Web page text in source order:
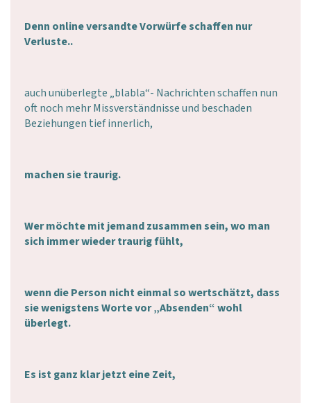
Denn online versandte Vorwürfe schaffen nur
Verluste..
auch unüberlegte „blabla“- Nachrichten schaffen nun
oft noch mehr Missverständnisse und beschaden
Beziehungen tief innerlich,
machen sie traurig.
Wer möchte mit jemand zusammen sein, wo man
sich immer wieder traurig fühlt,
wenn die Person nicht einmal so wertschätzt, dass
sie wenigstens Worte vor „Absenden“ wohl
überlegt.
Es ist ganz klar jetzt eine Zeit,